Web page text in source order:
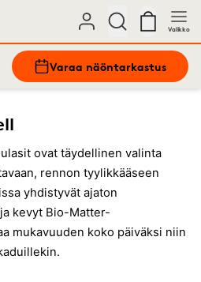
Valikko
Varaa näöntarkastus
ovat täydellinen valinta
rennon tyylikkääseen
yhdistyvät ajaton
kevyt Bio-Matter-
mukavuuden koko päiväksi niin